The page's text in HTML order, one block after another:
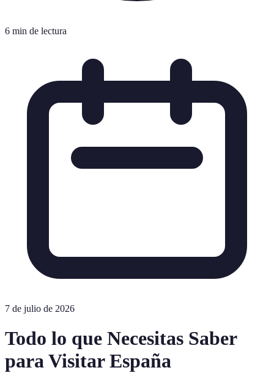
6 min de lectura
7 de julio de 2026
Todo lo que Necesitas Saber
para Visitar España